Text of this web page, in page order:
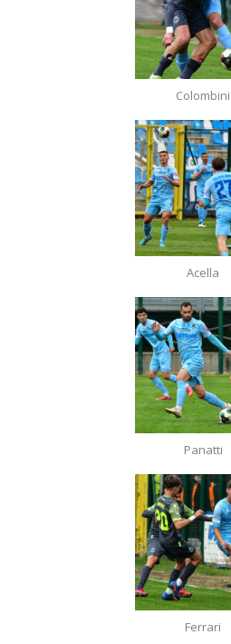
Colombini
Acella
Panatti
Ferrari